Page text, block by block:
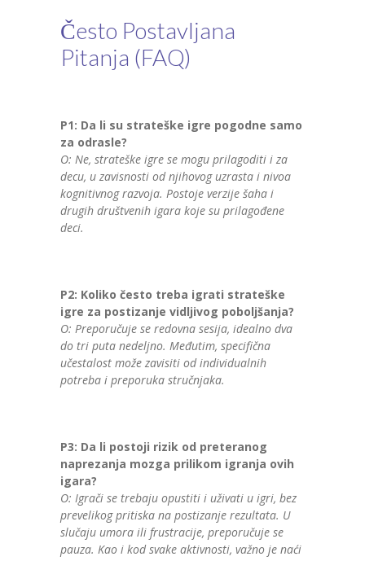
Često Postavljana
Pitanja (FAQ)
P1: Da li su strateške igre pogodne samo
za odrasle?
O: Ne, strateške igre se mogu prilagoditi i za
decu, u zavisnosti od njihovog uzrasta i nivoa
kognitivnog razvoja. Postoje verzije šaha i
drugih društvenih igara koje su prilagođene
deci.
P2: Koliko često treba igrati strateške
igre za postizanje vidljivog poboljšanja?
O: Preporučuje se redovna sesija, idealno dva
do tri puta nedeljno. Međutim, specifična
učestalost može zavisiti od individualnih
potreba i preporuka stručnjaka.
P3: Da li postoji rizik od preteranog
naprezanja mozga prilikom igranja ovih
igara?
O: Igrači se trebaju opustiti i uživati u igri, bez
prevelikog pritiska na postizanje rezultata. U
slučaju umora ili frustracije, preporučuje se
pauza. Kao i kod svake aktivnosti, važno je naći